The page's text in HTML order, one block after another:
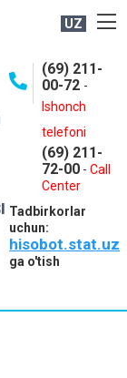
UZ
(69) 211-
00-72 -
Ishonch
telefoni
(69) 211-
72-00 - Call
Center
Tadbirkorlar
uchun:
hisobot.stat.uz
ga o'tish